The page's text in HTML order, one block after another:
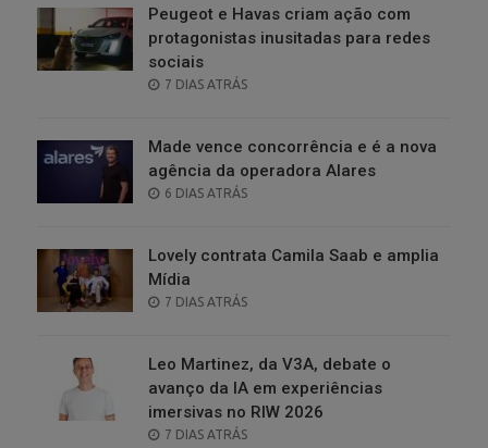
Peugeot e Havas criam ação com
protagonistas inusitadas para redes
sociais
POSTED
7 DIAS ATRÁS
Made vence concorrência e é a nova
agência da operadora Alares
POSTED
6 DIAS ATRÁS
Lovely contrata Camila Saab e amplia
Mídia
POSTED
7 DIAS ATRÁS
Leo Martinez, da V3A, debate o
avanço da IA em experiências
imersivas no RIW 2026
POSTED
7 DIAS ATRÁS